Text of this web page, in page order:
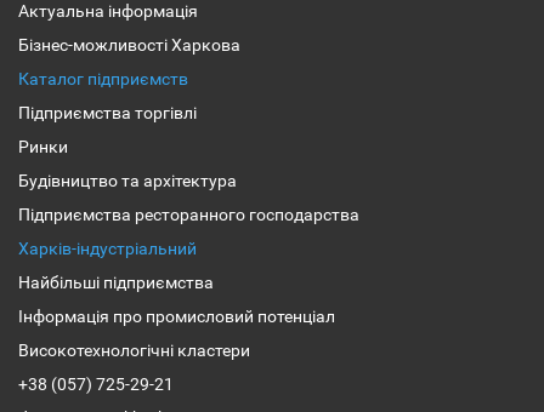
Актуальна інформація
Бізнес-можливості Харкова
Каталог підприємств
Підприємства торгівлі
Ринки
Будівництво та архітектура
Підприємства ресторанного господарства
Харків-індустріальний
Найбільші підприємства
Інформація про промисловий потенціал
Високотехнологічні кластери
+38 (057) 725-29-21